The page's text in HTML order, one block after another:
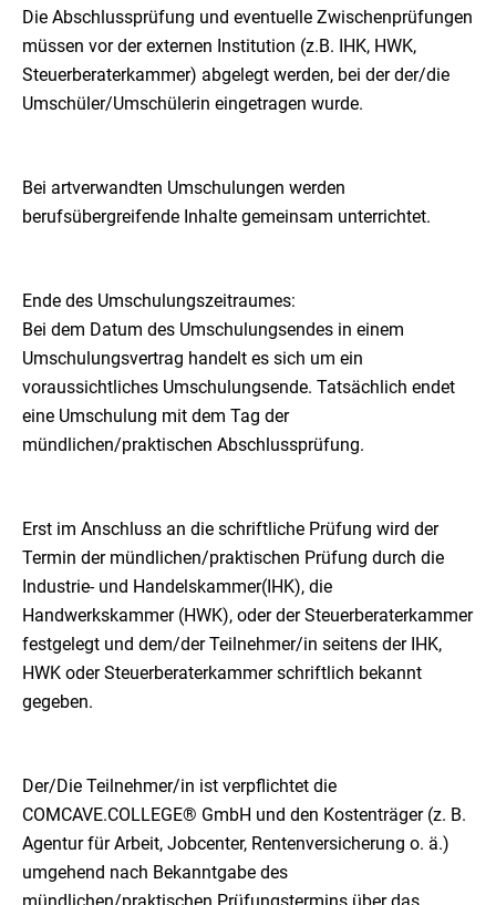
Die Abschlussprüfung und eventuelle Zwischenprüfungen
müssen vor der externen Institution (z.B. IHK, HWK,
Steuerberaterkammer) abgelegt werden, bei der der/die
Umschüler/Umschülerin eingetragen wurde.
Bei artverwandten Umschulungen werden
berufsübergreifende Inhalte gemeinsam unterrichtet.
Ende des Umschulungszeitraumes:
Bei dem Datum des Umschulungsendes in einem
Umschulungsvertrag handelt es sich um ein
voraussichtliches Umschulungsende. Tatsächlich endet
eine Umschulung mit dem Tag der
mündlichen/praktischen Abschlussprüfung.
Erst im Anschluss an die schriftliche Prüfung wird der
Termin der mündlichen/praktischen Prüfung durch die
Industrie- und Handelskammer(IHK), die
Handwerkskammer (HWK), oder der Steuerberaterkammer
festgelegt und dem/der Teilnehmer/in seitens der IHK,
HWK oder Steuerberaterkammer schriftlich bekannt
gegeben.
Der/Die Teilnehmer/in ist verpflichtet die
COMCAVE.COLLEGE® GmbH und den Kostenträger (z. B.
Agentur für Arbeit, Jobcenter, Rentenversicherung o. ä.)
umgehend nach Bekanntgabe des